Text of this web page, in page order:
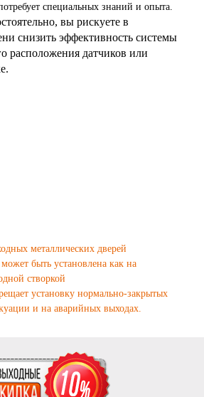
специальных знаний и опыта.
вы рискуете в
снизить эффективность системы
расположения датчиков или
металлических дверей
быть установлена как на
створкой
установку нормально-закрытых
и на аварийных выходах.